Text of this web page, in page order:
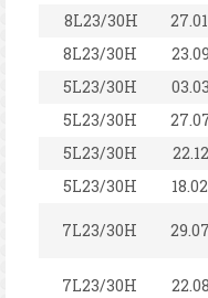
8L23/30H
8L23/30H
5L23/30H
5L23/30H
5L23/30H
5L23/30H
7L23/30H
7L23/30H